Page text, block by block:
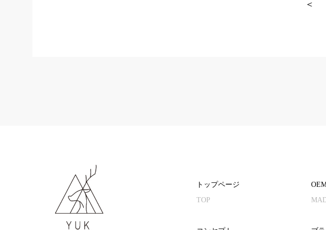
＜
トップページ
TOP